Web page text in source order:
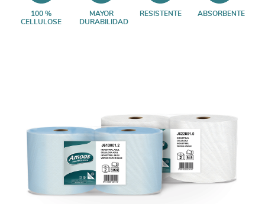
100 %
CELLULOSE
MAYOR
DURABILIDAD
RESISTENTE ABSORBENTE